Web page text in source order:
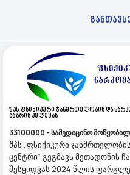
Შპს Ფსიქიკური Ჯანმრთელობის Და
Ბაზრის Კვლევას
33100000 - სამედიცინო
შპს „ფსიქიკური
ცენტრი“ გეგმავს მეთადონის
შესყიდვას 2024 წლის